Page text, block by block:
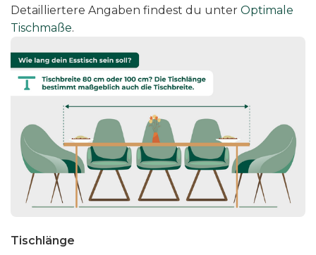
Detailliertere Angaben findest du unter Optimale
Tischmaße.
Tischlänge